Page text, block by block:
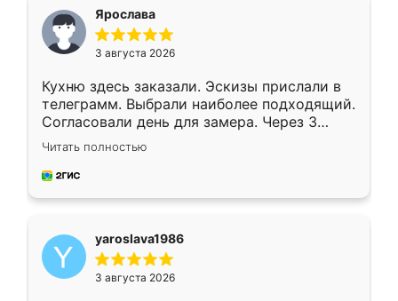
Ярослава
3 августа 2026
Кухню здесь заказали. Эскизы прислали в
телеграмм. Выбрали наиболее подходящий.
Согласовали день для замера. Через 3
недели кухня была уже готова. Остались
довольны работой. Спасибо Ренессанс
мебель за качественную работу!
Читать полностью
yaroslava1986
3 августа 2026